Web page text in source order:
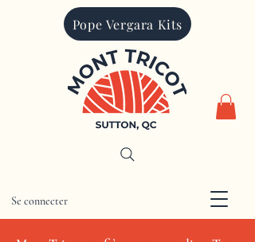
Pope Vergara Kits
CAD (C$)
Se connecter